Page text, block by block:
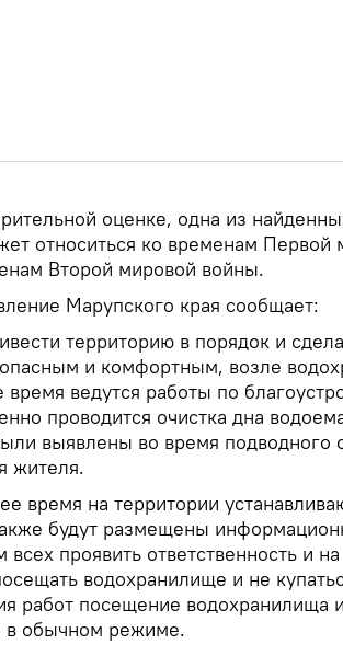
оценке, одна из
относиться ко временам Первой
Второй мировой войны.
Марупского края сообщает:
территорию в порядок и
и комфортным, возле
время ведутся работы по
проводится очистка дна
выявлены во время подводного
жителя.
время на территории
будут размещены
всех проявить ответственность и
водохранилище и не
работ посещение водохранилища
обычном режиме.